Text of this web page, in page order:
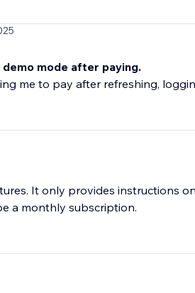
mode after paying.
me to pay after refreshing,
It only provides instructions
a monthly subscription.